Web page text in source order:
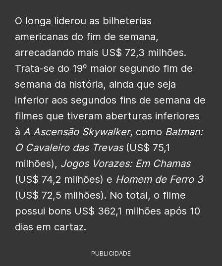
O longa liderou as bilheterias
americanas do fim de semana,
arrecadando mais US$ 72,3 milhões.
Trata-se do 19º maior segundo fim de
semana da história, ainda que seja
inferior aos segundos fins de semana de
filmes que tiveram aberturas inferiores
à A Ascensão Skywalker, como Batman:
O Cavaleiro das Trevas(US$ 75,1
milhões), Jogos Vorazes: Em Chamas
(US$ 74,2 milhões) e Homem de Ferro 3
(US$ 72,5 milhões). No total, o filme
possui bons US$ 362,1 milhões após 10
dias em cartaz.
PUBLICIDADE